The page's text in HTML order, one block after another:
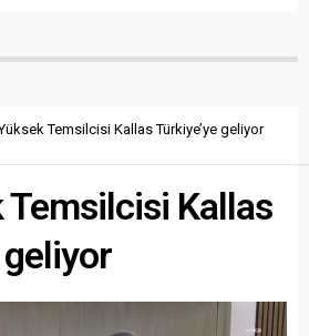
Temsilcisi Kallas Türkiye’ye geliyor
Temsilcisi Kallas
geliyor